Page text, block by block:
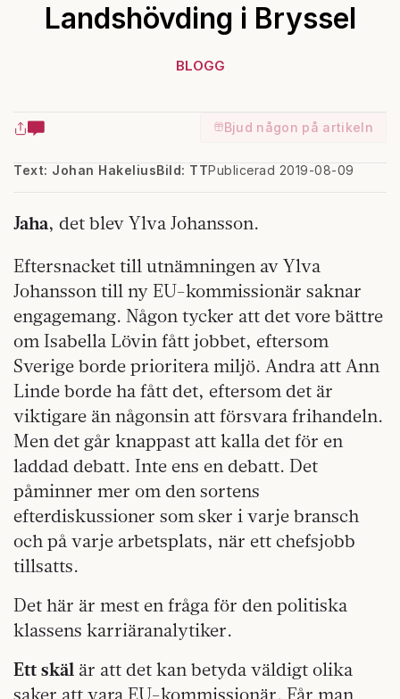
Landshövding i Bryssel
BLOGG
Bjud någon på artikeln
Text: Johan Hakelius Publicerad 2019-08-09
Bild: TT
Jaha, det blev Ylva Johansson.
Eftersnacket till utnämningen av Ylva
Johansson till ny EU-kommissionär saknar
engagemang. Någon tycker att det vore bättre
om Isabella Lövin fått jobbet, eftersom
Sverige borde prioritera miljö. Andra att Ann
Linde borde ha fått det, eftersom det är
viktigare än någonsin att försvara frihandeln.
Men det går knappast att kalla det för en
laddad debatt. Inte ens en debatt. Det
påminner mer om den sortens
efterdiskussioner som sker i varje bransch
och på varje arbetsplats, när ett chefsjobb
tillsatts.
Det här är mest en fråga för den politiska
klassens karriäranalytiker.
Ett skäl är att det kan betyda väldigt olika
saker att vara EU-kommissionär. Får man